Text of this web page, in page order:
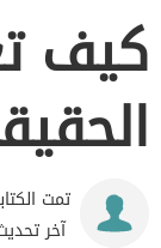
كيف
تمت
آخر